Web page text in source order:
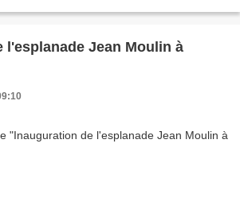
l'esplanade Jean Moulin à